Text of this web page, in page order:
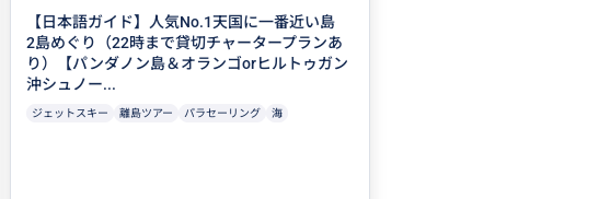
【日本語ガイド】人気No.1天国に一番近い島
2島めぐり（22時まで貸切チャータープランあ
り）【パンダノン島＆オランゴorヒルトゥガン
沖シュノー...
ジェットスキー 離島ツアー パラセーリング 海